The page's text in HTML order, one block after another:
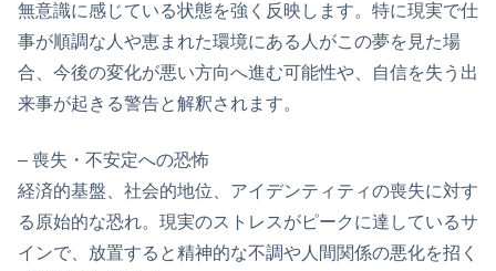
無意識に感じている状態を強く反映します。特に現実で仕
事が順調な人や恵まれた環境にある人がこの夢を見た場
合、今後の変化が悪い方向へ進む可能性や、自信を失う出
来事が起きる警告と解釈されます。
– 喪失・不安定への恐怖
経済的基盤、社会的地位、アイデンティティの喪失に対す
る原始的な恐れ。現実のストレスがピークに達しているサ
インで、放置すると精神的な不調や人間関係の悪化を招く